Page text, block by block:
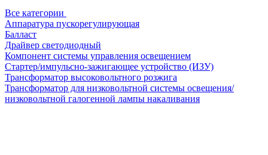
Все категории
Аппаратура пускорегулирующая
Балласт
Драйвер светодиодный
Компонент системы управления освещением
Стартер/импульсно-зажигающее устройство (ИЗУ)
Трансформатор высоковольтного розжига
Трансформатор для низковольтной системы освещения/
низковольтной галогенной лампы накаливания